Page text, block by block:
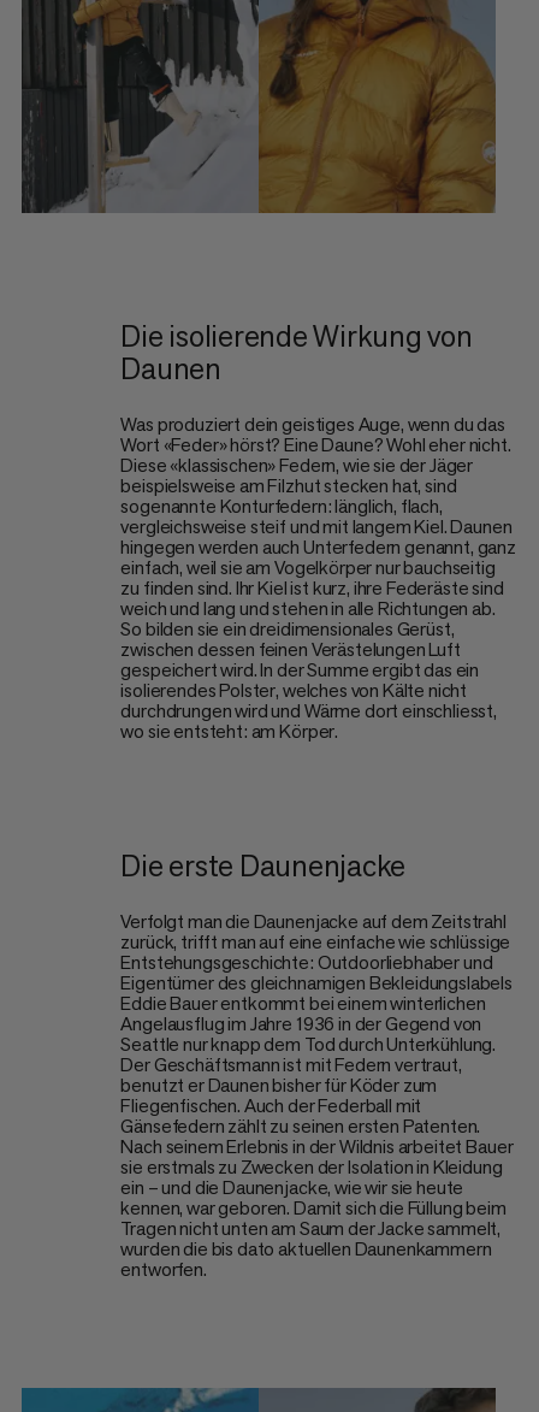
Die isolierende Wirkung von
Daunen
Was produziert dein geistiges Auge, wenn du das
Wort «Feder» hörst? Eine Daune? Wohl eher nicht.
Diese «klassischen» Federn, wie sie der Jäger
beispielsweise am Filzhut stecken hat, sind
sogenannte Konturfedern: länglich, flach,
vergleichsweise steif und mit langem Kiel. Daunen
hingegen werden auch Unterfedern genannt, ganz
einfach, weil sie am Vogelkörper nur bauchseitig
zu finden sind. Ihr Kiel ist kurz, ihre Federäste sind
weich und lang und stehen in alle Richtungen ab.
So bilden sie ein dreidimensionales Gerüst,
zwischen dessen feinen Verästelungen Luft
gespeichert wird. In der Summe ergibt das ein
isolierendes Polster, welches von Kälte nicht
durchdrungen wird und Wärme dort einschliesst,
wo sie entsteht: am Körper.
Die erste Daunenjacke
Verfolgt man die Daunenjacke auf dem Zeitstrahl
zurück, trifft man auf eine einfache wie schlüssige
Entstehungsgeschichte: Outdoorliebhaber und
Eigentümer des gleichnamigen Bekleidungslabels
Eddie Bauer entkommt bei einem winterlichen
Angelausflug im Jahre 1936 in der Gegend von
Seattle nur knapp dem Tod durch Unterkühlung.
Der Geschäftsmann ist mit Federn vertraut,
benutzt er Daunen bisher für Köder zum
Fliegenfischen. Auch der Federball mit
Gänsefedern zählt zu seinen ersten Patenten.
Nach seinem Erlebnis in der Wildnis arbeitet Bauer
sie erstmals zu Zwecken der Isolation in Kleidung
ein – und die Daunenjacke, wie wir sie heute
kennen, war geboren. Damit sich die Füllung beim
Tragen nicht unten am Saum der Jacke sammelt,
wurden die bis dato aktuellen Daunenkammern
entworfen.